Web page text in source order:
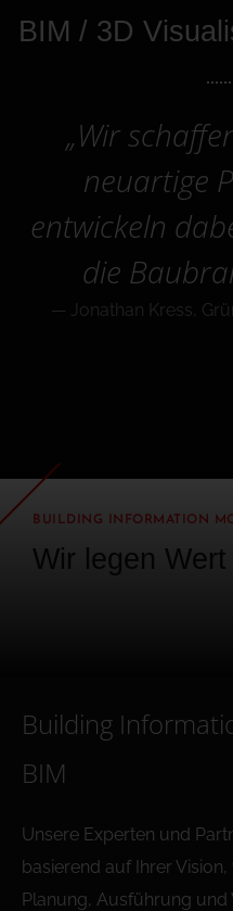
BIM / 3D
„Wir
neuartige
entwickeln
die
— Jonathan Kress,
BUILDING INFORMATION
Wir legen
Building
BIM
Unsere Experten und
basierend auf Ihrer
Planung, Ausführung